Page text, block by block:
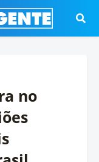
no